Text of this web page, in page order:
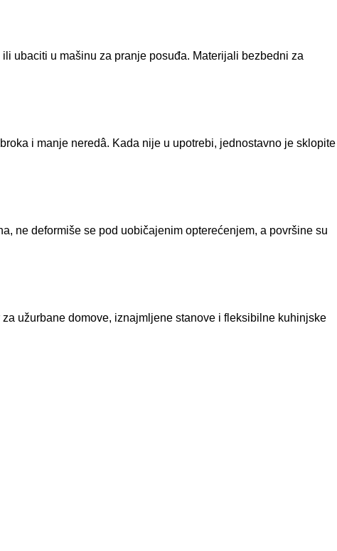
ubaciti u mašinu za pranje posuđa. Materijali bezbedni za
i manje neredâ. Kada nije u upotrebi, jednostavno je sklopite
ne deformiše se pod uobičajenim opterećenjem, a površine su
užurbane domove, iznajmljene stanove i fleksibilne kuhinjske